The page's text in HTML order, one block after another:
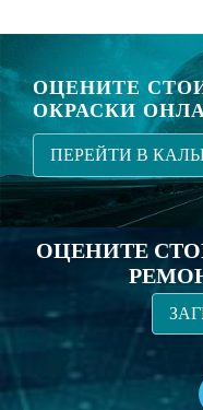
ОЦЕНИТЕ
ОКРАСКИ
ПЕРЕЙТИ В
ОЦЕНИТЕ